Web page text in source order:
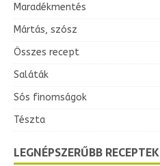
Maradékmentés
Mártás, szósz
Összes recept
Saláták
Sós finomságok
Tészta
LEGNÉPSZERŰBB RECEPTEK